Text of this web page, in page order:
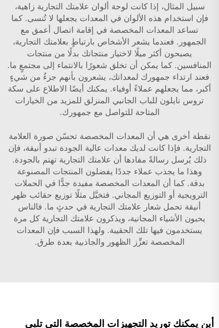
سبيل المثال، إذا كانت لوحة ألوان علامتك التجارية زاهية،
فإن استخدام هذه الألوان في المعدات يجعلها لا تُنسى. كما
تساعد المعدات المخصصة في إقامة اتصال أعمق مع
الجمهور. فعندما يشعر الأشخاص بارتباطٍ بعلامتك التجارية،
يصبحون أكثر ميلًا لاختيار منتجاتك بدلًا من منتجات
المنافسين. كما يمكن أن تخلق شعورًا بالانتماء إلى مجتمعٍ ما.
فعند ارتداء جمهورك لمعداتك، يشعرون بأنهم جزءٌ من شيءٍ
أكبر، مما يجعلهم عملاءً أوفياء. يمكنك أيضًا الاطلاع على سكة
تروس نايلون للباب الجانبي المنزلق للمزيد من الخيارات
المتاحة للتواصل مع جمهورك.
نقطة أخرى هي أن المعدات المخصصة تحسّن صورة العلامة
التجارية. فإذا كانت لديك معدات عالية الجودة تبدو أنيقة، فإن
ذلك يُرسل رسالةً مفادها أن علامتك التجارية تهتم بالجودة.
وهذا ما يجذب عملاء جددًا يفضلون المنتجات المصنوعة
بدقة. كما أن المعدات المخصصة مفيدة جدًّا في الحملات
الترويجية أو التوزيع المجاني. فتخيَّل مثلًا توزيع حقائب ظهر
أنيقة تحمل شعار علامتك التجارية في حدثٍ ما. فالناس
يحبون الأشياء المجانية، ويذكرون علامتك التجارية كل مرة
يستخدمون فيها تلك الحقيبة. ولهذا السبب فإن المعدات
المخصصة تعزِّز الظهور والجاذبية بعدة طرق.
أين يمكنك توريد التجهيزات المخصصة التي تلبي